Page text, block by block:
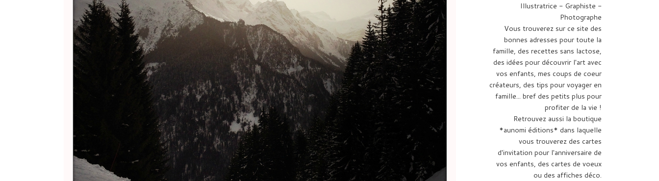
Illustratrice - Graphiste -
Photographe
Vous trouverez sur ce site des
bonnes adresses pour toute la
famille, des recettes sans lactose,
des idées pour découvrir l'art avec
vos enfants, mes coups de coeur
créateurs, des tips pour voyager en
famille... bref des petits plus pour
profiter de la vie !
Retrouvez aussi la boutique
*aunomi éditions* dans laquelle
vous trouverez des cartes
d'invitation pour l'anniversaire de
vos enfants, des cartes de voeux
ou des affiches déco.